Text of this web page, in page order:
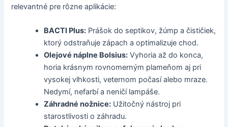
relevantné pre rôzne aplikácie:
BACTI Plus: Prášok do septikov, žúmp a čističiek,
ktorý odstraňuje zápach a optimalizuje chod.
Olejové náplne Bolsius: Vyhoria až do konca,
horia krásnym rovnomerným plameňom aj pri
vysokej vlhkosti, veternom počasí alebo mraze.
Nedymí, nefarbí a neničí lampáše.
Záhradné nožnice: Užitočný nástroj pri
starostlivosti o záhradu.